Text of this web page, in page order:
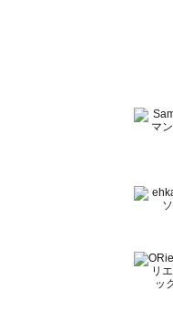
BETTY'S
Wpc.（ワ